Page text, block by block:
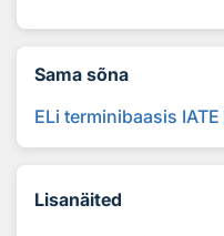
Sama sõna
ELi terminibaasis IATE
Lisanäited